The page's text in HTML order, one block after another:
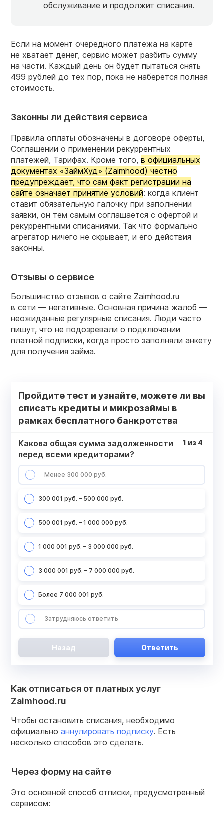
обслуживание и продолжит списания.
Если на момент очередного платежа на карте
не хватает денег, сервис может разбить сумму
на части. Каждый день он будет пытаться снять
499 рублей до тех пор, пока не наберется полная
стоимость.
Законны ли действия сервиса
Правила оплаты обозначены в договоре оферты,
Соглашении о применении рекуррентных
платежей, Тарифах. Кроме того, в официальных
документах «ЗаймХуд» (Zaimhood) честно
предупреждает, что сам факт регистрации на
сайте означает принятие условий: когда клиент
ставит обязательную галочку при заполнении
заявки, он тем самым соглашается с офертой и
рекуррентными списаниями. Так что формально
агрегатор ничего не скрывает, и его действия
законны.
Отзывы о сервисе
Большинство отзывов о сайте Zaimhood.ru
в сети — негативные. Основная причина жалоб —
неожиданные регулярные списания. Люди часто
пишут, что не подозревали о подключении
платной подписки, когда просто заполняли анкету
для получения займа.
Пройдите тест и узнайте, можете ли вы
списать кредиты и микрозаймы в
рамках бесплатного банкротства
Какова общая сумма задолженности
перед всеми кредиторами?
Менее 300 000 руб.
300 001 руб. – 500 000 руб.
500 001 руб. – 1 000 000 руб.
1 000 001 руб. – 3 000 000 руб.
3 000 001 руб. – 7 000 000 руб.
Более 7 000 001 руб.
Затрудняюсь ответить
1 из 4
Назад Ответить
Как отписаться от платных услуг
Zaimhood.ru
Чтобы остановить списания, необходимо
официально аннулировать подписку. Есть
несколько способов это сделать.
Через форму на сайте
Это основной способ отписки, предусмотренный
сервисом: